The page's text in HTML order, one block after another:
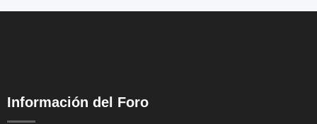
Información del Foro